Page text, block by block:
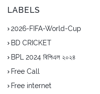
LABELS
2026-FIFA-World-Cup
BD CRICKET
BPL 2024 বিপিএল ২০২৪
Free Call
Free internet